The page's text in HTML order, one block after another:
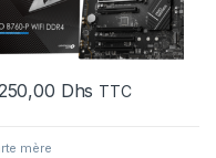
Dhs TTC
mère